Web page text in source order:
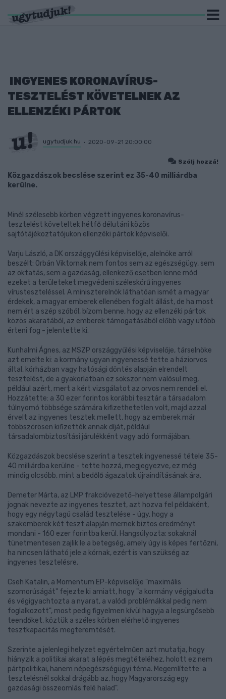
INGYENES KORONAVÍRUS-
TESZTELÉST KÖVETELNEK AZ
ELLENZÉKI PÁRTOK
ugytudjuk.hu 2020-09-21 20:00:00
Szólj hozzá!
Közgazdászok becslése szerint ez 35-40 milliárdba
kerülne.
Minél szélesebb körben végzett ingyenes koronavírus-
tesztelést követeltek hétfő délutáni közös
sajtótájékoztatójukon ellenzéki pártok képviselői.
Varju László, a DK országgyűlési képviselője, alelnöke arról
beszélt: Orbán Viktornak nem fontos sem az egészségügy, sem
az oktatás, sem a gazdaság, ellenkező esetben lenne mód
ezeket a területeket megvédeni széleskörű ingyenes
vírusteszteléssel. A miniszterelnök láthatóan ismét a magyar
érdekek, a magyar emberek ellenében foglalt állást, de ha most
nem ért a szép szóból, bízom benne, hogy az ellenzéki pártok
közös akaratából, az emberek támogatásából előbb vagy utóbb
érteni fog - jelentette ki.
Kunhalmi Ágnes, az MSZP országgyűlési képviselője, társelnöke
azt emelte ki: a kormány ugyan ingyenessé tette a háziorvos
által, kórházban vagy hatósági döntés alapján elrendelt
tesztelést, de a gyakorlatban ez sokszor nem valósul meg,
például azért, mert a kért vizsgálatot az orvos nem rendeli el.
Hozzátette: a 30 ezer forintos korábbi tesztár a társadalom
túlnyomó többsége számára kifizethetetlen volt, majd azzal
érvelt az ingyenes tesztek mellett, hogy az emberek már
többszörösen kifizették annak díját, például
társadalombiztosítási járulékként vagy adó formájában.
Közgazdászok becslése szerint a tesztek ingyenessé tétele 35-
40 milliárdba kerülne - tette hozzá, megjegyezve, ez még
mindig olcsóbb, mint a bedőlő ágazatok újraindításának ára.
Demeter Márta, az LMP frakcióvezető-helyettese állampolgári
jognak nevezte az ingyenes tesztet, azt hozva fel példaként,
hogy egy négytagú család tesztelése - úgy, hogy a
szakemberek két teszt alapján mernek biztos eredményt
mondani - 160 ezer forintba kerül. Hangsúlyozta: sokaknál
tünetmentesen zajlik le a betegség, amely úgy is képes fertőzni,
ha nincsen látható jele a kórnak, ezért is van szükség az
ingyenes tesztelésre.
Cseh Katalin, a Momentum EP-képviselője "maximális
szomorúságát" fejezte ki amiatt, hogy "a kormány végigaludta
és végigyachtozta a nyarat, a valódi problémákkal pedig nem
foglalkozott", most pedig figyelmen kívül hagyja a legsürgősebb
teendőket, köztük a széles körben elérhető ingyenes
tesztkapacitás megteremtését.
Szerinte a jelenlegi helyzet egyértelműen azt mutatja, hogy
hiányzik a politikai akarat a lépés megtételéhez, holott ez nem
pártpolitikai, hanem népegészségügyi téma. Megemlítette: a
tesztelésnél sokkal drágább az, hogy Magyarország egy
gazdasági összeomlás felé halad".